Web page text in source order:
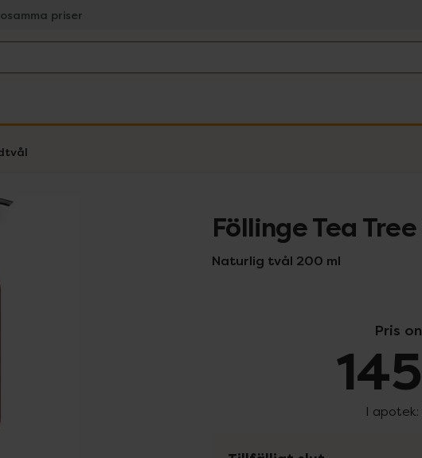
priser
Föllinge Tea
Naturlig tvål 200 ml
Pris
I apotek: